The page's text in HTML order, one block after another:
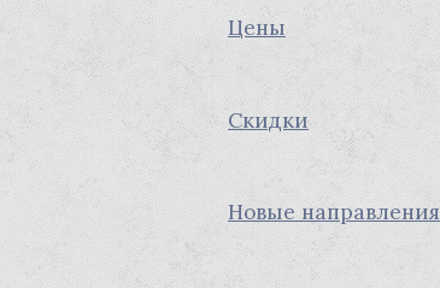
Цены
Скидки
Новые направления